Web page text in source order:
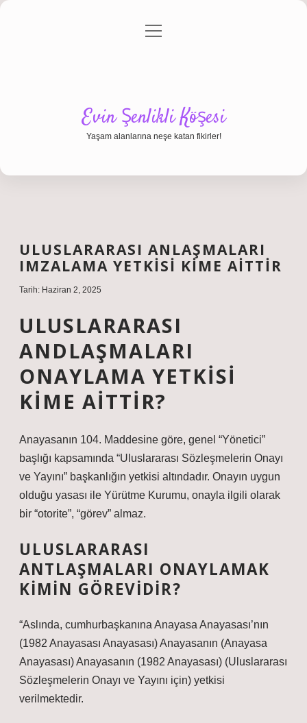
Gizlilik Politikası
menüyü
Evin Şenlikli Köşesi
Yaşam alanlarına neşe katan fikirler!
ULUSLARARASI ANLAŞMALARI
IMZALAMA YETKISI KIME AITTIR
Tarih: Haziran 2, 2025
ULUSLARARASI
ANDLAŞMALARI
ONAYLAMA YETKISI
KIME AITTIR?
Anayasanın 104. Maddesine göre, genel “Yönetici”
başlığı kapsamında “Uluslararası Sözleşmelerin Onayı
ve Yayını” başkanlığın yetkisi altındadır. Onayın uygun
olduğu yasası ile Yürütme Kurumu, onayla ilgili olarak
bir “otorite”, “görev” almaz.
ULUSLARARASI
ANTLAŞMALARI ONAYLAMAK
KIMIN GÖREVIDIR?
“Aslında, cumhurbaşkanına Anayasa Anayasası’nın
(1982 Anayasası Anayasası) Anayasanın (Anayasa
Anayasası) Anayasanın (1982 Anayasası) (Uluslararası
Sözleşmelerin Onayı ve Yayını için) yetkisi
verilmektedir.